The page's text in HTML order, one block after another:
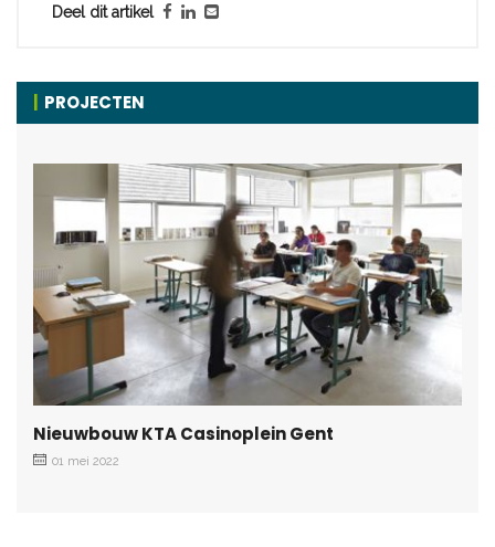
Deel dit artikel
PROJECTEN
Nieuwbouw KTA Casinoplein Gent
01 mei 2022